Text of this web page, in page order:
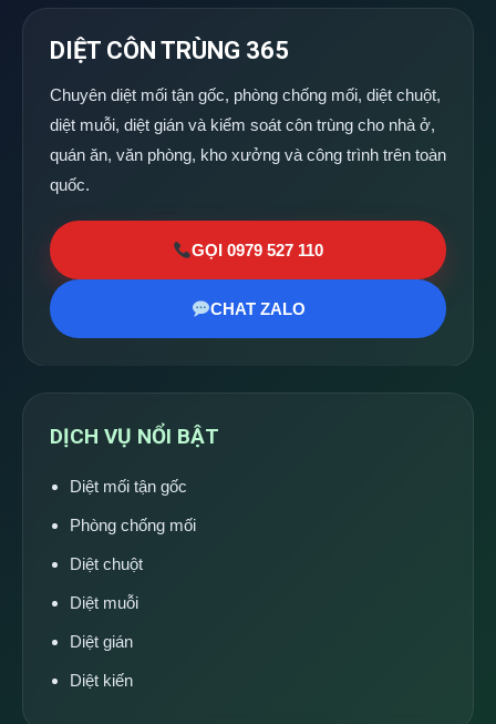
DIỆT CÔN TRÙNG 365
Chuyên diệt mối tận gốc, phòng chống mối, diệt chuột,
diệt muỗi, diệt gián và kiểm soát côn trùng cho nhà ở,
quán ăn, văn phòng, kho xưởng và công trình trên toàn
quốc.
GỌI 0979 527 110
CHAT ZALO
DỊCH VỤ NỔI BẬT
Diệt mối tận gốc
Phòng chống mối
Diệt chuột
Diệt muỗi
Diệt gián
Diệt kiến